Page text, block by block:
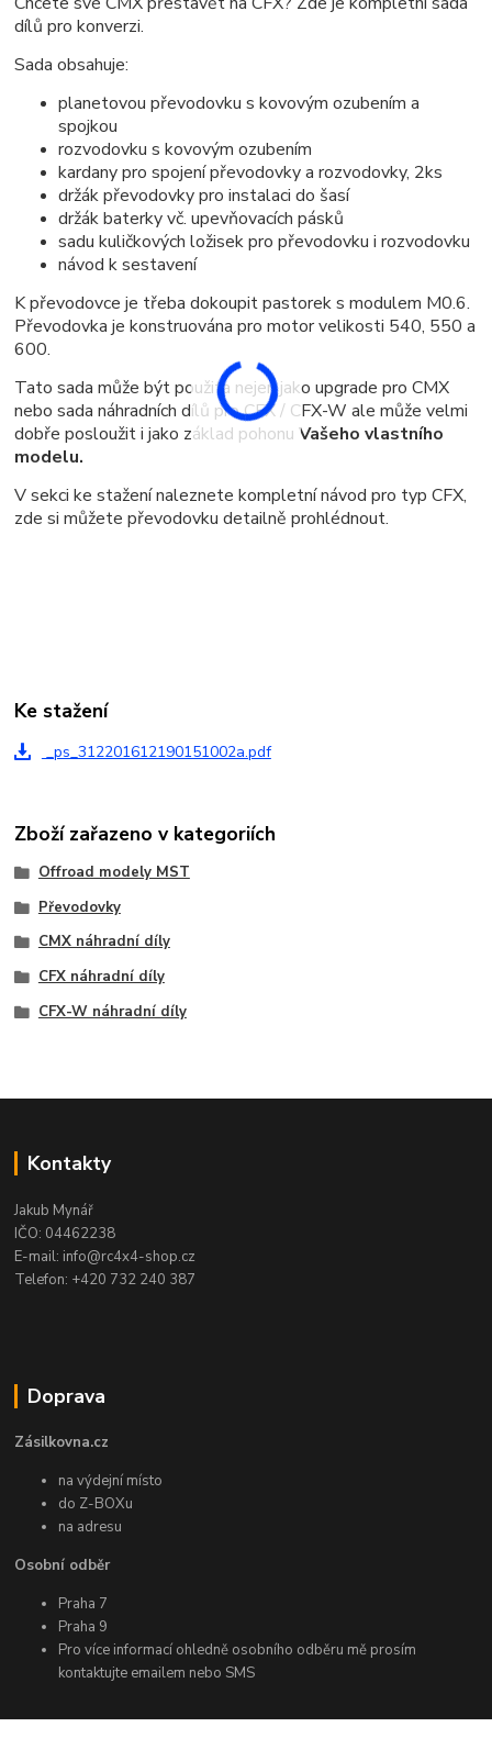
dílů pro konverzi.
Sada obsahuje:
planetovou převodovku s kovovým ozubením a
spojkou
rozvodovku s kovovým ozubením
kardany pro spojení převodovky a rozvodovky, 2ks
držák převodovky pro instalaci do šasí
držák baterky vč. upevňovacích pásků
sadu kuličkových ložisek pro převodovku i rozvodovku
návod k sestavení
K převodovce je třeba dokoupit pastorek s modulem M0.6.
Převodovka je konstruována pro motor velikosti 540, 550 a
600.
Tato sada může být použita nejen jako upgrade pro CMX
nebo sada náhradních dílů pro CFX / CFX-W ale může velmi
dobře posloužit i jako základ pohonuVašeho vlastního
modelu.
V sekci ke stažení naleznete kompletní návod pro typ CFX,
zde si můžete převodovku detailně prohlédnout.
Ke stažení
_ps_312201612190151002a.pdf
Zboží zařazeno v kategoriích
Offroad modely MST
Převodovky
CMX náhradní díly
CFX náhradní díly
CFX-W náhradní díly
Kontakty
Jakub Mynář
IČO: 04462238
E-mail: info@rc4x4-shop.cz
Telefon: +420 732 240 387
Doprava
Zásilkovna.cz
na výdejní místo
do Z-BOXu
na adresu
Osobní odběr
Praha 7
Praha 9
Pro více informací ohledně osobního odběru mě prosím
kontaktujte emailem nebo SMS